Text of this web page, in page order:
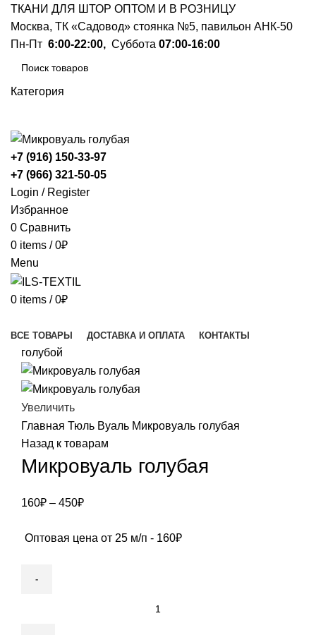
ТКАНИ ДЛЯ ШТОР ОПТОМ И В РОЗНИЦУ
Москва, ТК «Садовод» стоянка №5, павильон АНК-50
Пн-Пт 6:00-22:00, Суббота 07:00-16:00
Категория
+7 (916) 150-33-97
+7 (966) 321-50-05
Login / Register
Избранное
0 Сравнить
0 items / 0₽
Menu
0 items / 0₽
ВСЕ ТОВАРЫ ДОСТАВКА И ОПЛАТА КОНТАКТЫ
голубой
Увеличить
Главная Тюль Вуаль Микровуаль голубая
Назад к товарам
Микровуаль голубая
160₽ – 450₽
Оптовая цена от 25 м/п - 160₽